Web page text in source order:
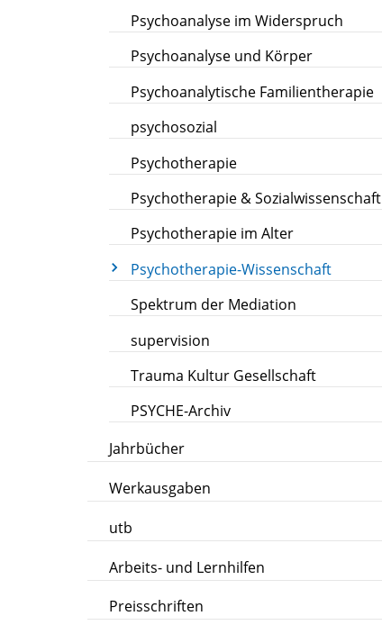
Psychoanalyse im Widerspruch
Psychoanalyse und Körper
Psychoanalytische Familientherapie
psychosozial
Psychotherapie
Psychotherapie & Sozialwissenschaft
Psychotherapie im Alter
Psychotherapie-Wissenschaft
Spektrum der Mediation
supervision
Trauma Kultur Gesellschaft
PSYCHE-Archiv
Jahrbücher
Werkausgaben
utb
Arbeits- und Lernhilfen
Preisschriften